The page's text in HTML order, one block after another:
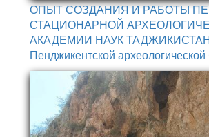
ОПЫТ СОЗДАНИЯ И РАБОТЫ
СТАЦИОНАРНОЙ
АКАДЕМИИ НАУК
Пенджикентской